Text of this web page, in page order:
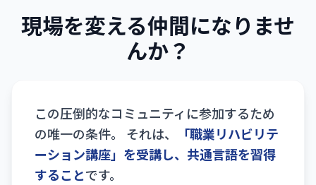
現場を変える仲間になりませ
んか？
この圧倒的なコミュニティに参加するため
の唯一の条件。
それは、
「職業リハビリテ
ーション講座」を受講し、共通言語を習得
することです。